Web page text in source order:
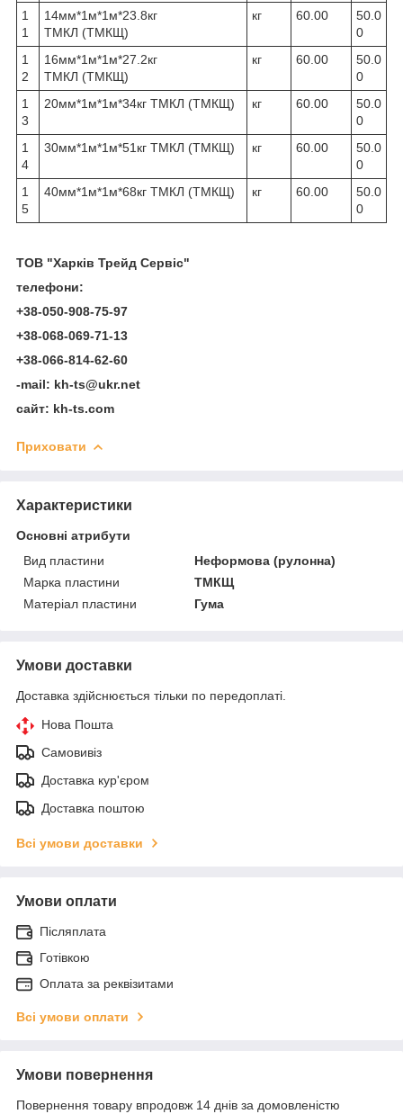
1
1
14мм*1м*1м*23.8кг
ТМКЛ (ТМКЩ)
кг 60.00
50.0
0
1
2
16мм*1м*1м*27.2кг
ТМКЛ (ТМКЩ)
кг 60.00
50.0
0
1
3
20мм*1м*1м*34кг ТМКЛ (ТМКЩ) кг 60.00
50.0
0
1
4
30мм*1м*1м*51кг ТМКЛ (ТМКЩ) кг 60.00
50.0
0
1
5
40мм*1м*1м*68кг ТМКЛ (ТМКЩ) кг 60.00
50.0
0
ТОВ "Харків Трейд Сервіс"
телефони:
+38-050-908-75-97
+38-068-069-71-13
+38-066-814-62-60
-mail: kh-ts@ukr.net
сайт: kh-ts.com
Приховати
Характеристики
Основні атрибути
Вид пластини
Неформова (рулонна)
Марка пластини
ТМКЩ
Матеріал пластини
Гума
Умови доставки
Доставка здійснюється тільки по передоплаті.
Нова Пошта
Самовивіз
Доставка кур'єром
Доставка поштою
Всі умови доставки
Умови оплати
Післяплата
Готівкою
Оплата за реквізитами
Всі умови оплати
Умови повернення
Повернення товару впродовж 14 днів за домовленістю